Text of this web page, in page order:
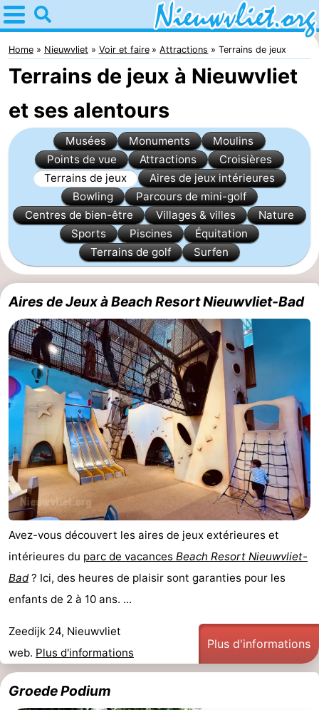
Home
Nieuwvliet
Astuces
Avec
les
enfants
Passer
nuit
Appartements
Campings
Chaumières
-
Bad
Meersee
-
Beach
Resort
Nieuwvliet-
Bad
-
De
Meulinge
-
EuroParcs
Cadzand
-
Hoogduin
Noordzee
Résidence
Cadzand-
Bad
-
Resort
Nieuwvliet-
Bad
-
Schoneveld
-
Strand
Resort
Nieuwvliet-
Bad
-
Waterdunen
-
Zeebad
-
Zonneweelde
-
Zwinhoeve
Hôtels
Home Nieuwvliet Voir et faire Attractions Terrains de jeux
Terrains de jeux à Nieuwvliet
et ses alentours
Musées Monuments
Moulins
Points de vue
Attractions
Croisières
Terrains de jeux
Aires de jeux intérieures
Bowling
Parcours de mini-golf
Centres de bien-être
Villages & villes
Nature
Sports
Piscines
Équitation
Terrains de golf
Surfen
Aires de Jeux à Beach Resort Nieuwvliet-Bad
Avez-vous découvert les aires de jeux extérieures et
intérieures du parc de vacances Beach Resort Nieuwvliet-
Bad? Ici, des heures de plaisir sont garanties pour les
enfants de 2 à 10 ans. ...
Zeedijk 24, Nieuwvliet
web. Plus d'informations
Plus d'informations
Groede Podium